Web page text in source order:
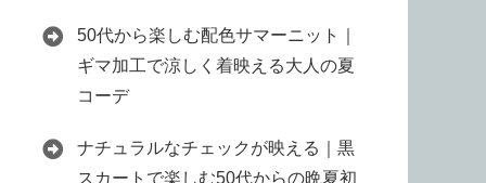
50代から楽しむ配色サマーニット｜
ギマ加工で涼しく着映える大人の夏
コーデ
ナチュラルなチェックが映える｜黒
スカートで楽しむ50代からの晩夏初